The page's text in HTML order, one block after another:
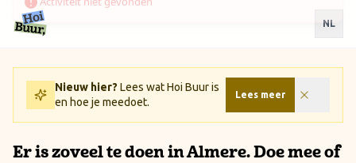
Ga naar inhoud / Skip to content
NL
Nieuw hier? Lees wat Hoi Buur is
en hoe je meedoet.
Lees meer
Er is zoveel te doen in Almere. Doe mee of